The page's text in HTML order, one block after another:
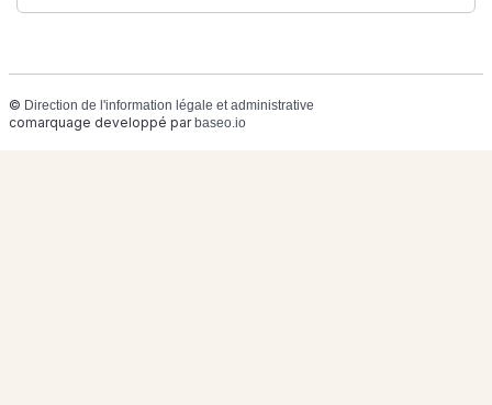
© Direction de l'information légale et administrative
comarquage developpé par baseo.io